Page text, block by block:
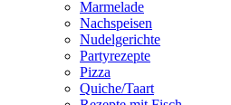
Marmelade
Nachspeisen
Nudelgerichte
Partyrezepte
Pizza
Quiche/Taart